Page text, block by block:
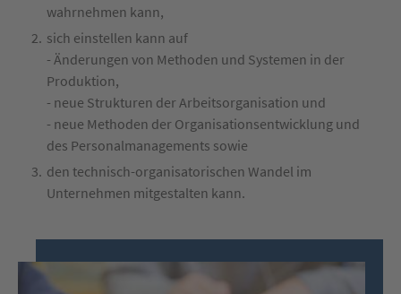
wahrnehmen kann,
sich einstellen kann auf
- Änderungen von Methoden und Systemen in der
Produktion,
- neue Strukturen der Arbeitsorganisation und
- neue Methoden der Organisationsentwicklung und
des Personalmanagements sowie
den technisch-organisatorischen Wandel im
Unternehmen mitgestalten kann.